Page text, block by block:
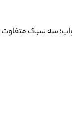
سه سبک متفاوت